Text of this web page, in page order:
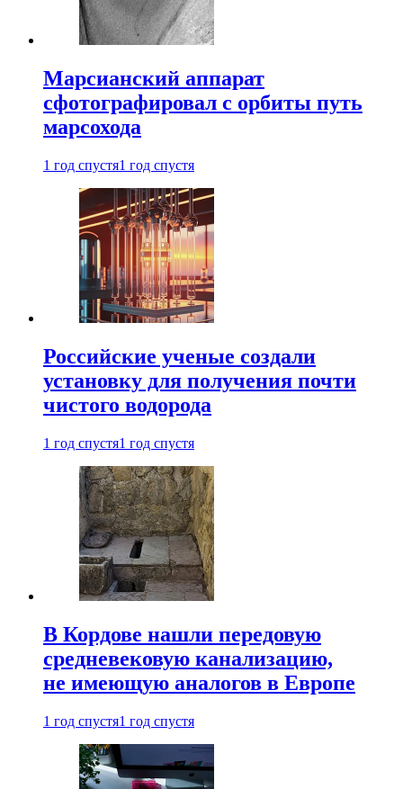
Марсианский аппарат
сфотографировал с орбиты путь
марсохода
1 год спустя1 год спустя
Российские ученые создали
установку для получения почти
чистого водорода
1 год спустя1 год спустя
В Кордове нашли передовую
средневековую канализацию,
не имеющую аналогов в Европе
1 год спустя1 год спустя